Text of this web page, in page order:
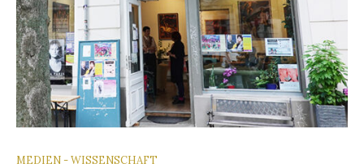
MEDIEN - WISSENSCHAFT